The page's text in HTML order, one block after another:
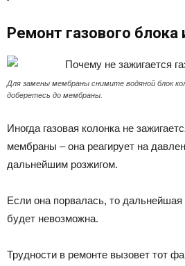
Ремонт газового
Для замены мембраны снимите водяной блок
доберетесь до мембраны.
Иногда газовая колонка не
мембраны – она реагирует на
дальнейшим розжигом.
Если она порвалась, то дальнейшая
будет невозможна.
Трудности в ремонте вызовет тот